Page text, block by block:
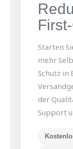
Starten
mehr
Schutz in
der
Support